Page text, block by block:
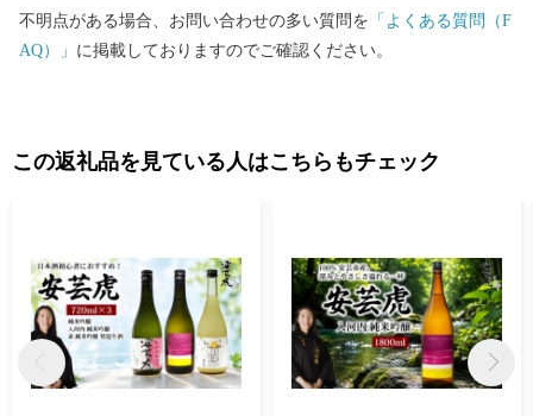
不明点がある場合、お問い合わせの多い質問を 「よくある質問（F
AQ）」 に掲載しておりますのでご確認ください。
この返礼品を見ている人はこちらもチェック